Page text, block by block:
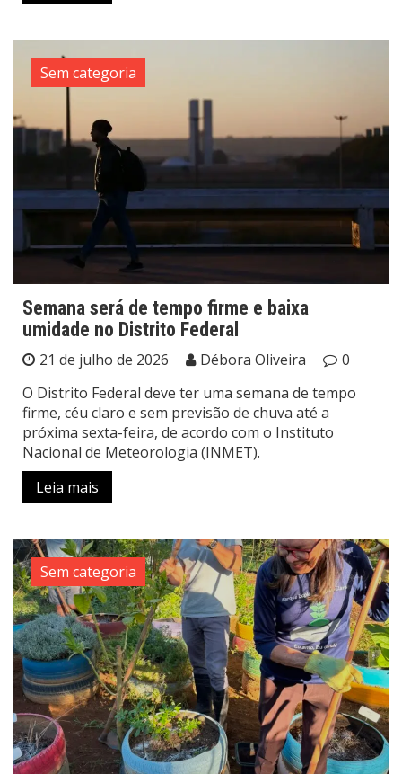
Sem categoria
Semana será de tempo firme e baixa
umidade no Distrito Federal
21 de julho de 2026 Débora Oliveira
0
O Distrito Federal deve ter uma semana de tempo
firme, céu claro e sem previsão de chuva até a
próxima sexta-feira, de acordo com o Instituto
Nacional de Meteorologia (INMET).
Leia mais
Sem categoria